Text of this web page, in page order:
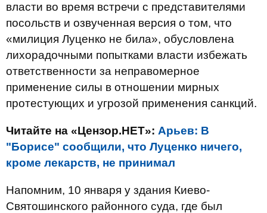
власти во время встречи с представителями
посольств и озвученная версия о том, что
«милиция Луценко не била», обусловлена
лихорадочными попытками власти избежать
ответственности за неправомерное
применение силы в отношении мирных
протестующих и угрозой применения санкций.
Читайте на «Цензор.НЕТ»: Арьев: В
"Борисе" сообщили, что Луценко ничего,
кроме лекарств, не принимал
Напомним, 10 января у здания Киево-
Святошинского районного суда, где был